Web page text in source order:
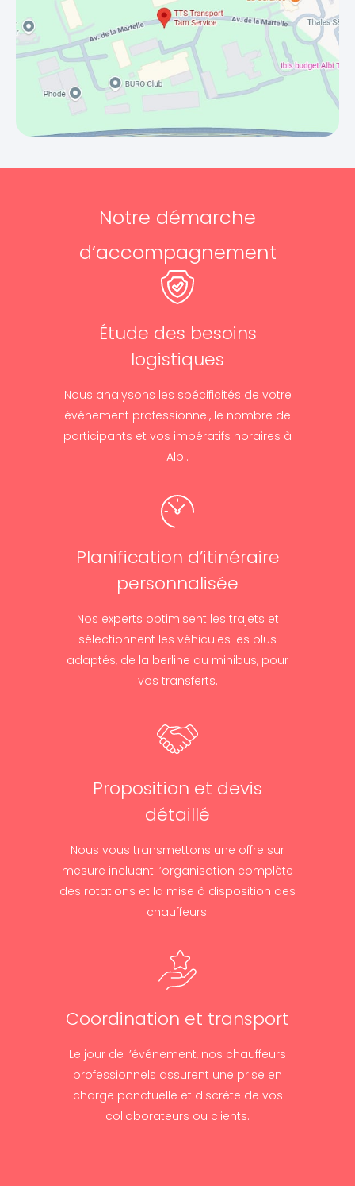
Notre démarche
d’accompagnement
Étude des besoins
logistiques
Nous analysons les spécificités de votre
événement professionnel, le nombre de
participants et vos impératifs horaires à
Albi.
Planification d’itinéraire
personnalisée
Nos experts optimisent les trajets et
sélectionnent les véhicules les plus
adaptés, de la berline au minibus, pour
vos transferts.
Proposition et devis
détaillé
Nous vous transmettons une offre sur
mesure incluant l’organisation complète
des rotations et la mise à disposition des
chauffeurs.
Coordination et transport
Le jour de l’événement, nos chauffeurs
professionnels assurent une prise en
charge ponctuelle et discrète de vos
collaborateurs ou clients.